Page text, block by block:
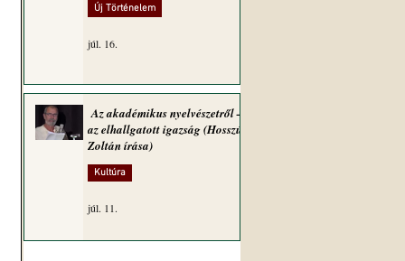
Új Történelem
júl. 16.
Az akadémikus nyelvészetről –
az elhallgatott igazság (Hosszú
Zoltán írása)
Kultúra
júl. 11.